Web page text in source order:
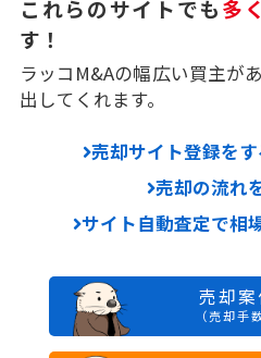
これらのサイトでも多
す！
ラッコM&Aの幅広い買主が
出してくれます。
売却サイト登録をす
売却の流れ
サイト自動査定で相
売却
（売却手